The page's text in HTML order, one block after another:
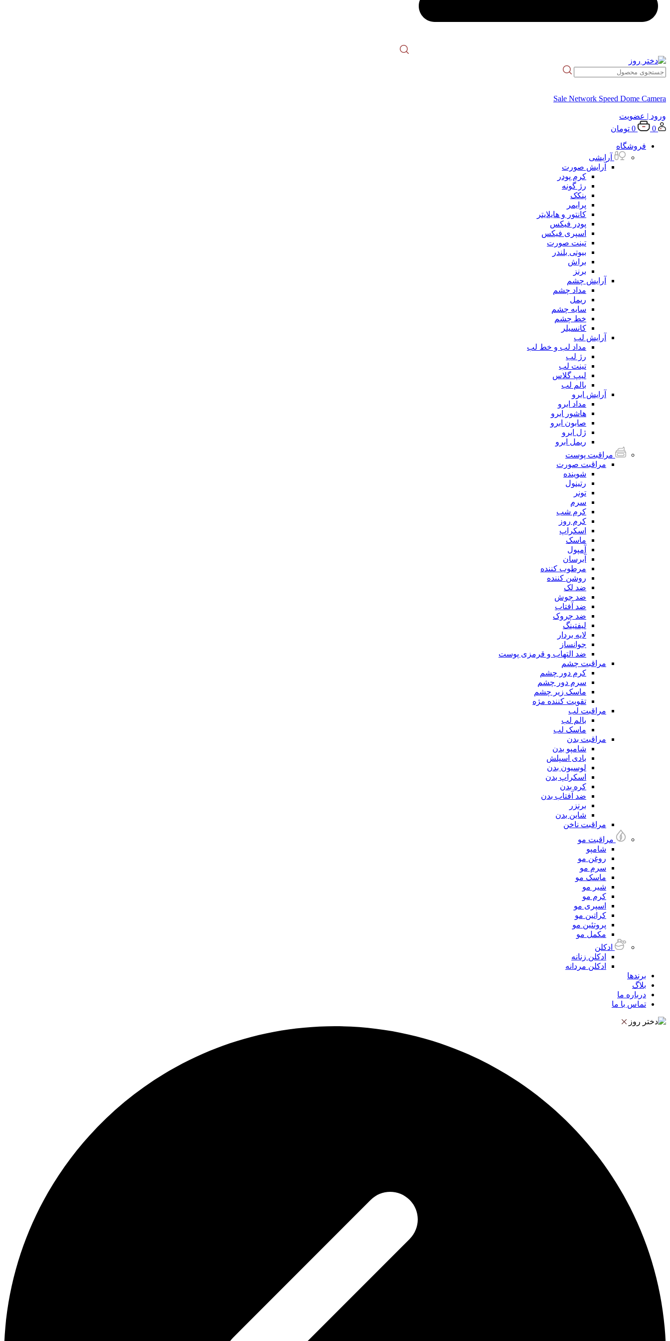
Sale Network Speed Dome Camera
ورود | عضویت
0
0 تومان
فروشگاه
آرایشی
آرایش صورت
کرم پودر
رژ گونه
پنکک
پرایمر
کانتور و هایلایتر
پودر فیکس
اسپری فیکس
تینت صورت
بیوتی بلندر
براش
برنز
آرایش چشم
مداد چشم
ریمل
سایه چشم
خط چشم
کانسیلر
آرایش لب
مداد لب و خط لب
رژ لب
تینت لب
لیپ گلاس
بالم لب
آرایش ابرو
مداد ابرو
هاشور ابرو
صابون ابرو
ژل ابرو
ریمل ابرو
مراقبت پوست
مراقبت صورت
شوینده
رتینول
تونر
سرم
کرم شب
کرم روز
اسکراپ
ماسک
آمپول
آبرسان
مرطوب کننده
روشن کننده
ضد لک
ضد جوش
ضد آفتاب
ضد چروک
لیفتینگ
لایه بردار
جوانساز
ضد التهاب و قرمزی پوست
مراقبت چشم
کرم دور چشم
سرم دور چشم
ماسک زیر چشم
تقویت کننده مژه
مراقبت لب
بالم لب
ماسک لب
مراقبت بدن
شامپو بدن
بادی اسپلش
لوسیون بدن
اسکراپ بدن
کره بدن
ضد آفتاب بدن
برنزر
شاین بدن
مراقبت ناخن
مراقبت مو
شامپو
روغن مو
سرم مو
ماسک مو
شیر مو
کرم مو
اسپری مو
کراتین مو
پروتئین مو
مکمل مو
ادکلن
ادکلن زنانه
ادکلن مردانه
برندها
بلاگ
درباره ما
تماس با ما